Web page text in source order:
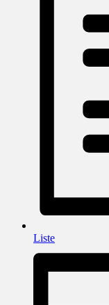
Liste